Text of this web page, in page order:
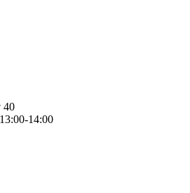
40
14:00